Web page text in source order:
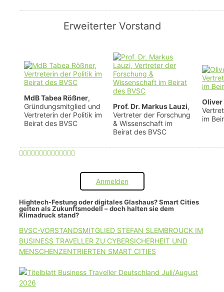
Erweiterter Vorstand
MdB Tabea Rößner,
Gründungsmitglied und
Vertreterin der Politik im
Beirat des BVSC
Prof. Dr. Markus Lauzi,
Vertreter der Forschung
& Wissenschaft im
Beirat des BVSC
Oliver
im
Anmelden
Hightech-Festung oder digitales Glashaus? Smart Cities
gelten als Zukunftsmodell – doch halten sie dem
Klimadruck stand?
BVSC-VORSTANDSMITGLIED STEFAN SLEMBROUCK IM
BUSINESS TRAVELLER ZU CYBERSICHERHEIT UND
MENSCHENZENTRIERTEN SMART CITIES